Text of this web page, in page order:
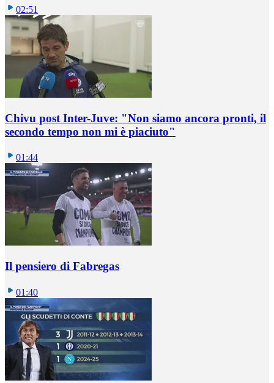
02:51
Chivu post Inter-Juve: "Non siamo ancora pronti, il
secondo tempo non mi è piaciuto"
01:44
Il pensiero di Fabregas
01:40